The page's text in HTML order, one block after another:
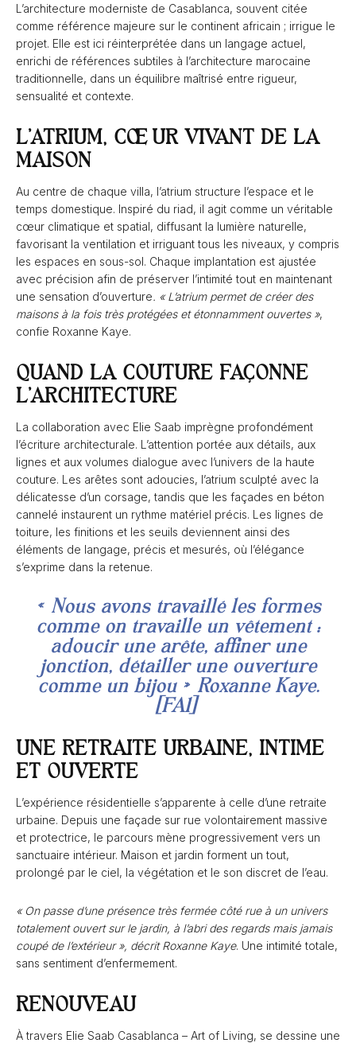
L’architecture moderniste de Casablanca, souvent citée
comme référence majeure sur le continent africain ; irrigue le
projet. Elle est ici réinterprétée dans un langage actuel,
enrichi de références subtiles à l’architecture marocaine
traditionnelle, dans un équilibre maîtrisé entre rigueur,
sensualité et contexte.
L’ATRIUM, CŒUR VIVANT DE LA
MAISON
Au centre de chaque villa, l’atrium structure l’espace et le
temps domestique. Inspiré du riad, il agit comme un véritable
cœur climatique et spatial, diffusant la lumière naturelle,
favorisant la ventilation et irriguant tous les niveaux, y compris
les espaces en sous-sol. Chaque implantation est ajustée
avec précision afin de préserver l’intimité tout en maintenant
une sensation d’ouverture. « L’atrium permet de créer des
maisons à la fois très protégées et étonnamment ouvertes »,
confie Roxanne Kaye.
QUAND LA COUTURE FAÇONNE
L’ARCHITECTURE
La collaboration avec Elie Saab imprègne profondément
l’écriture architecturale. L’attention portée aux détails, aux
lignes et aux volumes dialogue avec l’univers de la haute
couture. Les arêtes sont adoucies, l’atrium sculpté avec la
délicatesse d’un corsage, tandis que les façades en béton
cannelé instaurent un rythme matériel précis. Les lignes de
toiture, les finitions et les seuils deviennent ainsi des
éléments de langage, précis et mesurés, où l’élégance
s’exprime dans la retenue.
« Nous avons travaillé les formes
comme on travaille un vêtement :
adoucir une arête, affiner une
jonction, détailler une ouverture
comme un bijou » Roxanne Kaye.
[FA1]
UNE RETRAITE URBAINE, INTIME
ET OUVERTE
L’expérience résidentielle s’apparente à celle d’une retraite
urbaine. Depuis une façade sur rue volontairement massive
et protectrice, le parcours mène progressivement vers un
sanctuaire intérieur. Maison et jardin forment un tout,
prolongé par le ciel, la végétation et le son discret de l’eau.
« On passe d’une présence très fermée côté rue à un univers
totalement ouvert sur le jardin, à l’abri des regards mais jamais
coupé de l’extérieur », décrit Roxanne Kaye. Une intimité totale,
sans sentiment d’enfermement.
RENOUVEAU
À travers Elie Saab Casablanca – Art of Living, se dessine une